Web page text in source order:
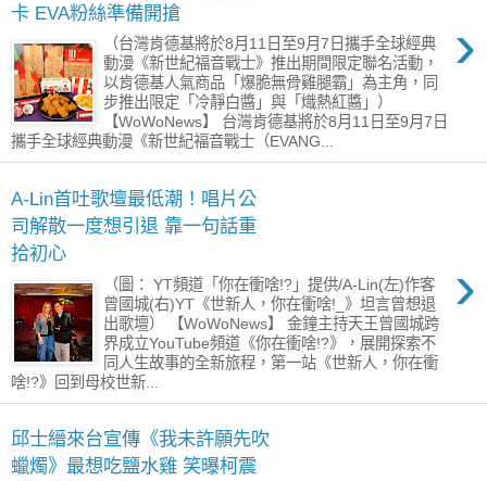
卡 EVA粉絲準備開搶
›
（台灣肯德基將於8月11日至9月7日攜手全球經典
動漫《新世紀福音戰士》推出期間限定聯名活動，
以肯德基人氣商品「爆脆無骨雞腿霸」為主角，同
步推出限定「冷靜白醬」與「熾熱紅醬」）
【WoWoNews】 台灣肯德基將於8月11日至9月7日
攜手全球經典動漫《新世紀福音戰士（EVANG...
A-Lin首吐歌壇最低潮！唱片公
司解散一度想引退 靠一句話重
拾初心
›
（圖： YT頻道「你在衝啥!?」提供/A-Lin(左)作客
曾國城(右)YT《世新人，你在衝啥!_》坦言曾想退
出歌壇） 【WoWoNews】 金鐘主持天王曾國城跨
界成立YouTube頻道《你在衝啥!?》，展開探索不
同人生故事的全新旅程，第一站《世新人，你在衝
啥!?》回到母校世新...
邱士縉來台宣傳《我未許願先吹
蠟燭》最想吃鹽水雞 笑曝柯震